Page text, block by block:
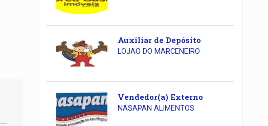
Auxiliar de Depósito
LOJAO DO MARCENEIRO
Vendedor(a) Externo
NASAPAN ALIMENTOS